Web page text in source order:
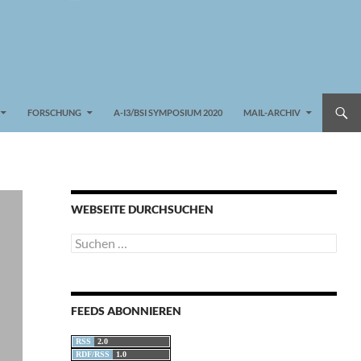
FORSCHUNG A-I3/BSI SYMPOSIUM 2020 MAIL-ARCHIV
WEBSEITE DURCHSUCHEN
Suchen
nach:
FEEDS ABONNIEREN
RSS
2.0
RDF/RSS
1.0